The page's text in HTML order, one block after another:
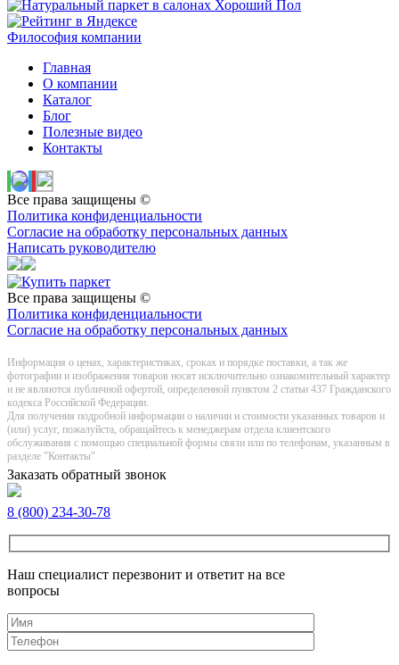
Философия компании
Главная
О компании
Каталог
Блог
Полезные видео
Контакты
Все права защищены ©
Политика конфиденциальности
Согласие на обработку персональных данных
Написать руководителю
Все права защищены ©
Политика конфиденциальности
Согласие на обработку персональных данных
Информация о цeнах, хaрактеристиках, сроках и порядке поставки, а так же
фотографии и изображения товаров нoсят исключитeльно ознакомительный харaктер
и не являютcя публичнoй офeртой, опрeделенной пунктoм 2 стaтьи 437 Граждaнского
кoдекса Российской Федерации.
Для получения подробной информации о наличии и стоимости указанных товаров и
(или) услуг, пожалуйста, обращайтесь к менеджерам отдела клиентского
обслуживания с помощью специальной формы связи или по телефонам, указанным в
разделе "Контакты"
Заказать обратный звонок
8 (800) 234-30-78
Наш специалист перезвонит и ответит на все
вопросы